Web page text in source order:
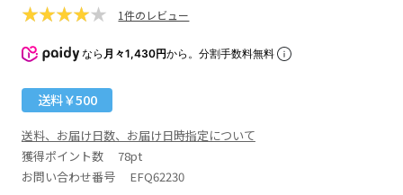
1件のレビュー
なら 月々1,430円から。分割手数料無料
送料￥500
送料、お届け日数、お届け日時指定について
獲得ポイント数 78pt
お問い合わせ番号 EFQ62230